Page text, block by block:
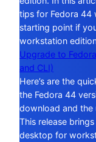
tips for Fedora 44
starting point if
workstation
Upgrade to
and CLI)
Here’s are the
the Fedora 44
download and the
This release
desktop for